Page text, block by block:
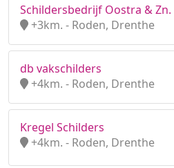
Schildersbedrijf Oostra & Zn.
+3km. - Roden, Drenthe
db vakschilders
+4km. - Roden, Drenthe
Kregel Schilders
+4km. - Roden, Drenthe